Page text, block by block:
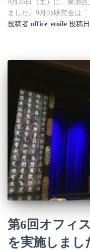
9月25日（土）に、東灘
ました。9月の研究会は
投稿者:office_etoile 投稿
第6回オフィ
を実施しまし